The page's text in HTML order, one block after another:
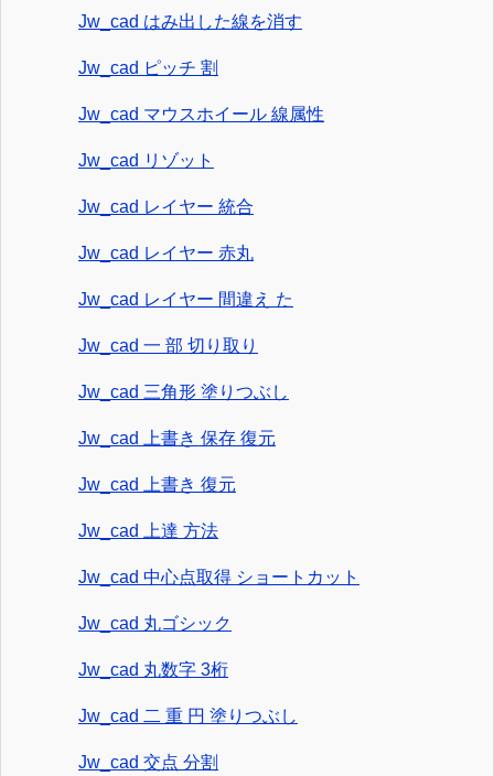
Jw_cad はみ出した線を消す
Jw_cad ピッチ 割
Jw_cad マウスホイール 線属性
Jw_cad リゾット
Jw_cad レイヤー 統合
Jw_cad レイヤー 赤丸
Jw_cad レイヤー 間違え た
Jw_cad 一 部 切り取り
Jw_cad 三角形 塗りつぶし
Jw_cad 上書き 保存 復元
Jw_cad 上書き 復元
Jw_cad 上達 方法
Jw_cad 中心点取得 ショートカット
Jw_cad 丸ゴシック
Jw_cad 丸数字 3桁
Jw_cad 二 重 円 塗りつぶし
Jw_cad 交点 分割